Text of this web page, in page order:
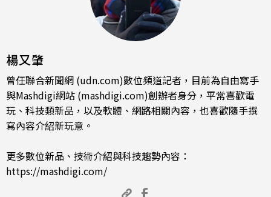
楊又肇
曾任聯合新聞網 (udn.com)數位頻道記者，目前為自由寫手
與Mashdigi網站 (mashdigi.com)創辦者身分，平常喜歡電
玩、科技類新品，以及軟體、網路相關內容，也喜歡隨手撰
寫內容介紹新玩意。
更多數位新品、技術介紹與科技趨勢內容：
https://mashdigi.com/